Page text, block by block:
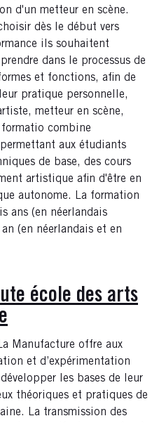
d'un metteur en scène.
dès le début vers
ils souhaitent
dans le processus de
et fonctions, afin de
pratique personnelle,
metteur en scène,
combine
aux étudiants
de base, des cours
artistique afin d'être en
autonome. La formation
ans (en néerlandais
(en néerlandais et en
école des arts
Manufacture offre aux
et d’expérimentation
les bases de leur
théoriques et pratiques de
La transmission des